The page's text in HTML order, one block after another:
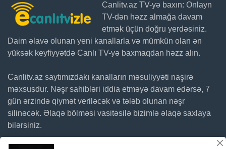
Canlitv.az TV-yə baxın: Onlayn
TV-dən həzz almağa davam
etmək üçün doğru yerdəsiniz.
Daim əlavə olunan yeni kanallarla və mümkün olan ən
yüksək keyfiyyətdə Canlı TV-yə baxmaqdan həzz alın.
Canlitv.az saytımızdakı kanalların məsuliyyəti naşirə
məxsusdur. Nəşr sahibləri iddia etməyə davam edərsə, 7
gün ərzində qiymət veriləcək və tələb olunan nəşr
silinəcək. Əlaqə bölməsi vasitəsilə bizimlə əlaqə saxlaya
bilərsiniz.